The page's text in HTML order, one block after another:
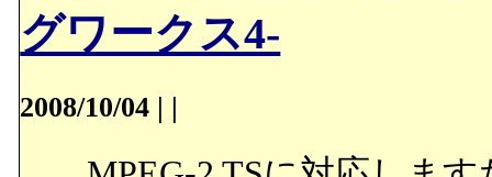
グワークス4-
2008/10/04 | |